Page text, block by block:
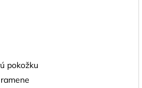
pokožku